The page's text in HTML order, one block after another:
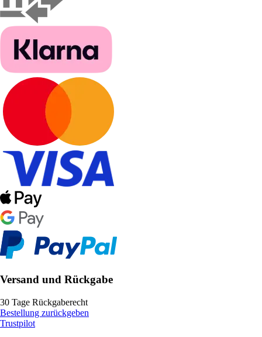
Versand und Rückgabe
30 Tage Rückgaberecht
Bestellung zurückgeben
Trustpilot